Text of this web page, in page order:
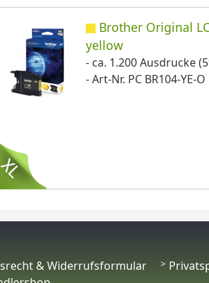
Brother Original
yellow
- ca. 1.200 Ausdrucke
- Art-Nr. PC BR104-YE-O
& Widerrufsformular